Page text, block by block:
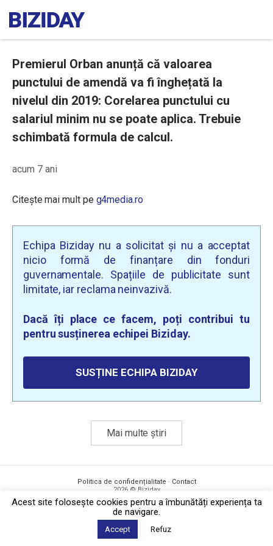
Premierul Orban anunță că valoarea
punctului de amendă va fi înghețată la
nivelul din 2019: Corelarea punctului cu
salariul minim nu se poate aplica. Trebuie
schimbată formula de calcul.
acum 7 ani
Citește mai mult pe g4media.ro
Echipa Biziday nu a solicitat și nu a acceptat
nicio formă de finanțare din fonduri
guvernamentale. Spațiile de publicitate sunt
limitate, iar reclama neinvazivă.
Dacă îți place ce facem, poți contribui tu
pentru susținerea echipei Biziday.
SUSȚINE ECHIPA BIZIDAY
Mai multe știri
Politica de confidențialitate · Contact
2026 © Biziday
Acest site foloseşte cookies pentru a îmbunătăți experiența ta
de navigare.
Accept Refuz